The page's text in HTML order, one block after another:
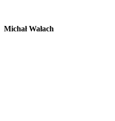
Michał Wałach